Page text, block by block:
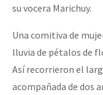
Audio
Fotorreportaje
Video
Se o México sabe, que
[25 abr – CDMX] Tokín
su vocera Marichuy.
Una comitiva de
lluvia de pétalos de
Así recorrieron el
acompañada de dos